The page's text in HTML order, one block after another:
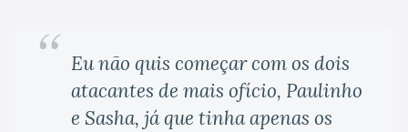
Eu não quis começar com os dois
atacantes de mais ofício, Paulinho
e Sasha, já que tinha apenas os